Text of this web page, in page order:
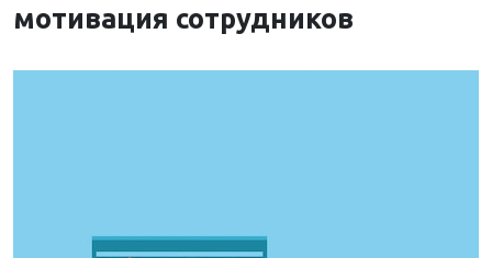
мотивация сотрудников